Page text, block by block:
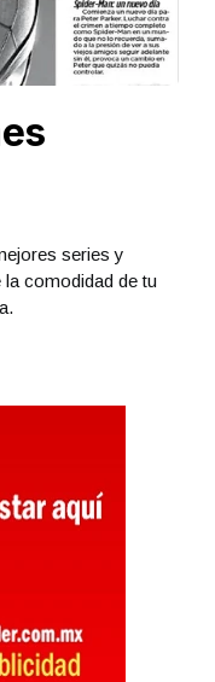
series y
comodidad de tu